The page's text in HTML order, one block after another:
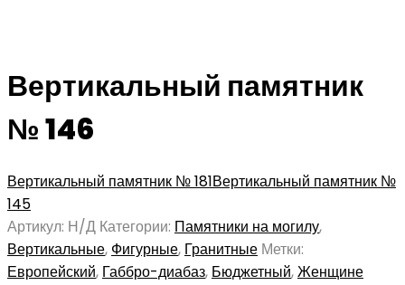
Вертикальный памятник
№ 146
Вертикальный памятник № 181Вертикальный памятник №
145
Артикул: Н/Д Категории: Памятники на могилу,
Вертикальные, Фигурные, Гранитные Метки:
Европейский, Габбро-диабаз, Бюджетный,Женщине